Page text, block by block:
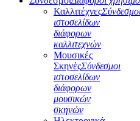
Καλλιτέχνες
ιστοσελίδων
διάφορων
καλλιτεχνών
Μουσικές
ΣκηνέςΣύνδεσμοι
ιστοσελίδων
διάφορων
μουσικών
σκηνών